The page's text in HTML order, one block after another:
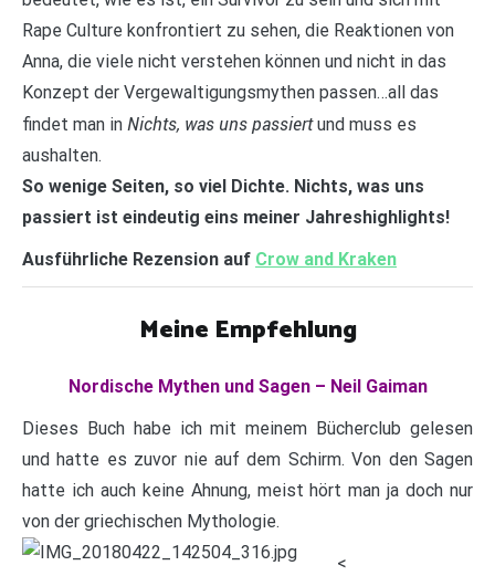
Rape Culture konfrontiert zu sehen, die Reaktionen von
Anna, die viele nicht verstehen können und nicht in das
Konzept der Vergewaltigungsmythen passen…all das
findet man in Nichts, was uns passiertund muss es
aushalten.
So wenige Seiten, so viel Dichte. Nichts, was uns
passiert ist eindeutig eins meiner Jahreshighlights!
Ausführliche Rezension auf Crow and Kraken
Meine Empfehlung
Nordische Mythen und Sagen – Neil Gaiman
Dieses Buch habe ich mit meinem Bücherclub gelesen
und hatte es zuvor nie auf dem Schirm. Von den Sagen
hatte ich auch keine Ahnung, meist hört man ja doch nur
von der griechischen Mythologie.
<